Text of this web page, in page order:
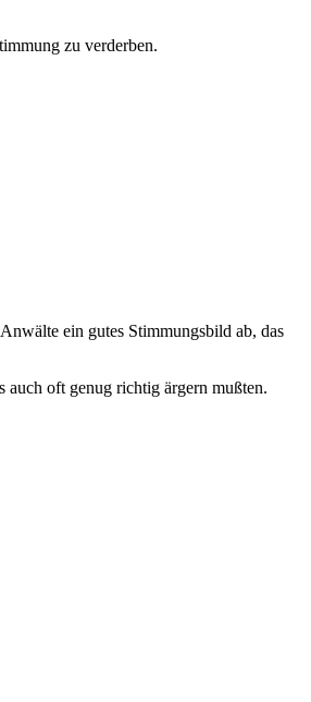
zu verderben.
ein gutes Stimmungsbild ab, das
oft genug richtig ärgern mußten.